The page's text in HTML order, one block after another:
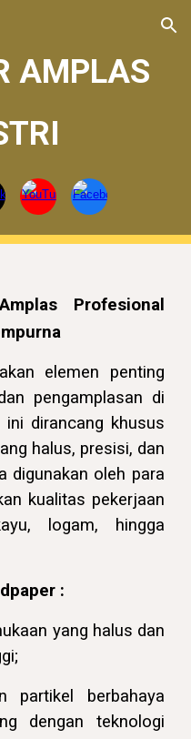
Skip to navigation
AMPLAS
Profesional
elemen penting
pengamplasan di
dirancang khusus
halus, presisi, dan
digunakan oleh para
kualitas pekerjaan
logam, hingga
:
yang halus dan
partikel berbahaya
dengan teknologi